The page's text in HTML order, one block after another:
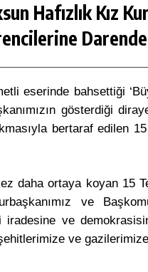
Hafızlık Kız
eserinde bahsettiği
gösterdiği
bertaraf edilen
daha ortaya koyan 15
ve
iradesine ve
ve